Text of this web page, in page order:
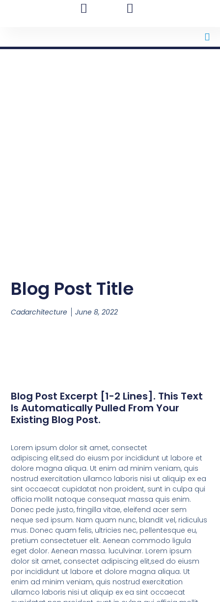
Blog Post Title
Cadarchitecture June 8, 2022
Blog Post Excerpt [1-2 Lines]. This Text
Is Automatically Pulled From Your
Existing Blog Post.
Lorem ipsum dolor sit amet, consectet
adipiscing elit,sed do eiusm por incididunt ut labore et
dolore magna aliqua. Ut enim ad minim veniam, quis
nostrud exercitation ullamco laboris nisi ut aliquip ex ea
sint occaecat cupidatat non proident, sunt in culpa qui
officia mollit natoque consequat massa quis enim.
Donec pede justo, fringilla vitae, eleifend acer sem
neque sed ipsum. Nam quam nunc, blandit vel, ridiculus
mus. Donec quam felis, ultricies nec, pellentesque eu,
pretium consectetuer elit. Aenean commodo ligula
eget dolor. Aenean massa. luculvinar. Lorem ipsum
dolor sit amet, consectet adipiscing elit,sed do eiusm
por incididunt ut labore et dolore magna aliqua. Ut
enim ad minim veniam, quis nostrud exercitation
ullamco laboris nisi ut aliquip ex ea sint occaecat